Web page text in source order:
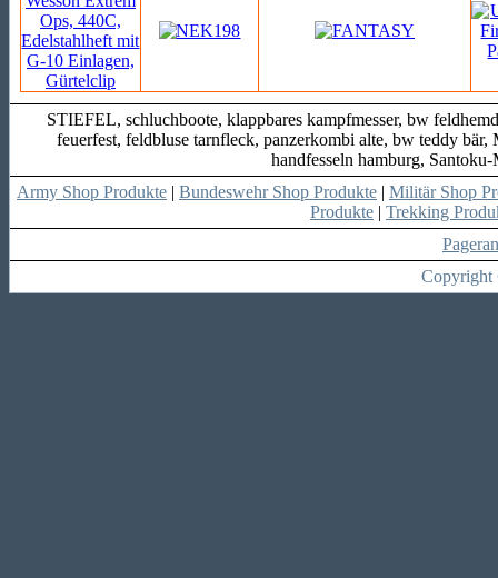
STIEFEL, schluchboote, klappbares kampfmesser, bw
feuerfest, feldbluse tarnfleck, panzerkombi alte, bw teddy
handfesseln hamburg,
Army Shop Produkte | Bundeswehr Shop Produkte | Militär Shop
Produkte | Trekking